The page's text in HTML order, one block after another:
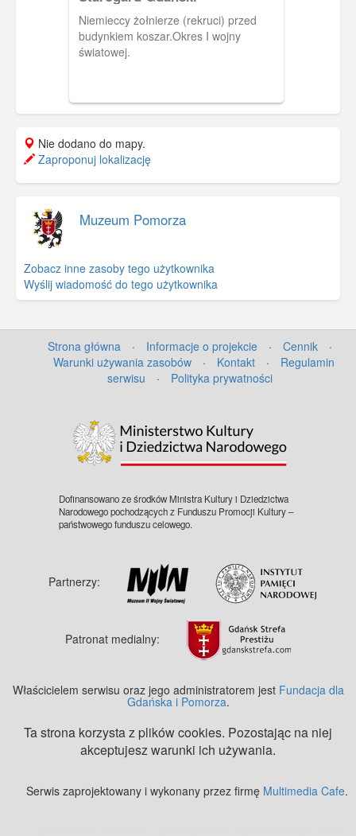
światowej.
Niemieccy żołnierze (rekruci) przed
budynkiem koszar.Okres I wojny
światowej.
Nie dodano do mapy.
Zaproponuj lokalizację
Muzeum Pomorza
Zobacz inne zasoby tego użytkownika
Wyślij wiadomość do tego użytkownika
Strona główna · Informacje o projekcie · Cennik
·
Warunki używania zasobów
· Kontakt ·
Regulamin
serwisu
· Polityka prywatności
Dofinansowano ze środków Ministra Kultury i Dziedzictwa
Narodowego pochodzących z Funduszu Promocji Kultury –
państwowego funduszu celowego.
Partnerzy:
Patronat medialny:
Właścicielem serwisu oraz jego administratorem jest Fundacja dla
Gdańska i Pomorza.
Ta strona korzysta z plików cookies. Pozostając na niej
akceptujesz warunki ich używania.
Serwis zaprojektowany i wykonany przez firmę Multimedia Cafe.